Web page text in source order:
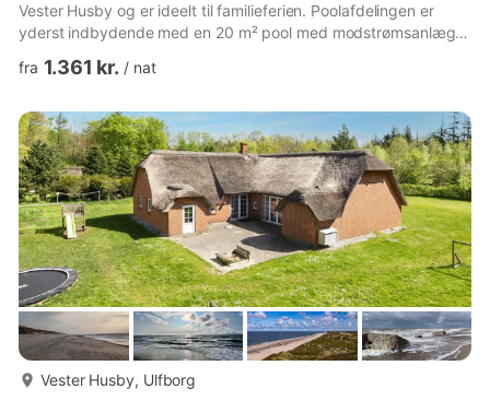
Vester Husby og er ideelt til familieferien. Poolafdelingen er
yderst indbydende med en 20 m² pool med modstrømsanlæg
personers spabad, sauna og direkte adgang til ét af husets tre
festlig stemning. Huset er energivenligt med luft/luft- og
luft/vand-varmepumper, som sikrer lavt energiforbrug, samt et
...
fra 1.361 kr. / nat
Vester Husby, Ulfborg